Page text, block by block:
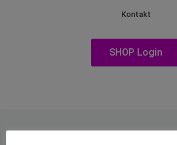
Kontakt
SHOP Login